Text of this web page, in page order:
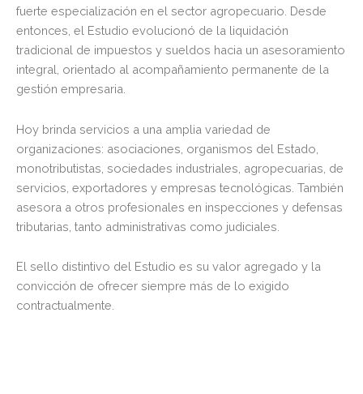
fuerte especialización en el sector agropecuario. Desde
entonces, el Estudio evolucionó de la liquidación
tradicional de impuestos y sueldos hacia un asesoramiento
integral, orientado al acompañamiento permanente de la
gestión empresaria.
Hoy brinda servicios a una amplia variedad de
organizaciones: asociaciones, organismos del Estado,
monotributistas, sociedades industriales, agropecuarias, de
servicios, exportadores y empresas tecnológicas. También
asesora a otros profesionales en inspecciones y defensas
tributarias, tanto administrativas como judiciales.
El sello distintivo del Estudio es su valor agregado y la
convicción de ofrecer siempre más de lo exigido
contractualmente.